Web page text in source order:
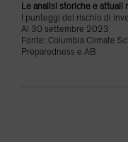
Le analisi storiche e attuali
I punteggi del rischio di
Al 30 settembre 2023
Fonte: Columbia Climate
Preparedness e AB